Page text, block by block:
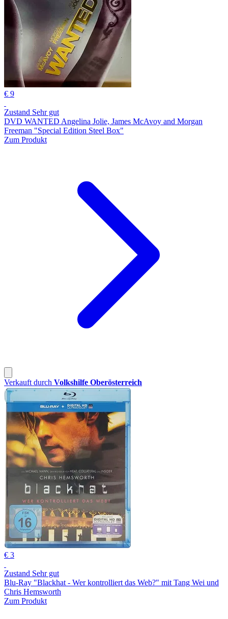
€ 9
Zustand Sehr gut
DVD WANTED Angelina Jolie, James McAvoy and Morgan
Freeman "Special Edition Steel Box"
Zum Produkt
Verkauft durch Volkshilfe Oberösterreich
€ 3
Zustand Sehr gut
Blu-Ray "Blackhat - Wer kontrolliert das Web?" mit Tang Wei und
Chris Hemsworth
Zum Produkt